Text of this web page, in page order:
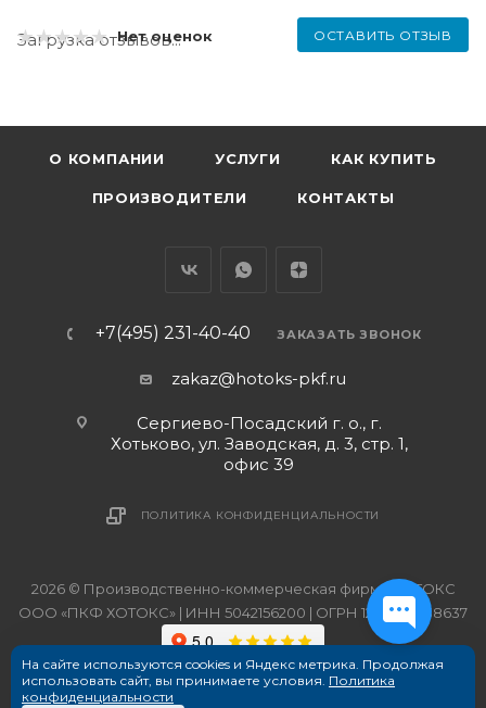
Нет оценок ОСТАВИТЬ ОТЗЫВ
Загрузка отзывов...
О КОМПАНИИ УСЛУГИ КАК КУПИТЬ
ПРОИЗВОДИТЕЛИ КОНТАКТЫ
+7(495) 231-40-40 ЗАКАЗАТЬ ЗВОНОК
zakaz@hotoks-pkf.ru
Сергиево-Посадский г. о., г.
Хотьково, ул. Заводская, д. 3, стр. 1,
офис 39
ПОЛИТИКА КОНФИДЕНЦИАЛЬНОСТИ
2026 © Производственно-коммерческая фирма ХОТОКС
ООО «ПКФ ХОТОКС» | ИНН 5042156200 | ОГРН 1215000038637
На сайте используются cookies и Яндекс метрика. Продолжая
использовать сайт, вы принимаете условия. Политика
конфиденциальности